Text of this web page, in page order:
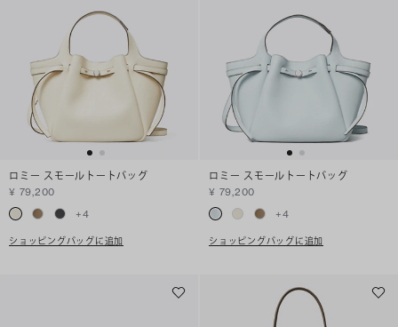
ロミー スモールトートバッグ
¥ 79,200
+4
ショッピングバッグに追加
ロミー スモールトートバッグ
¥ 79,200
+4
ショッピングバッグに追加